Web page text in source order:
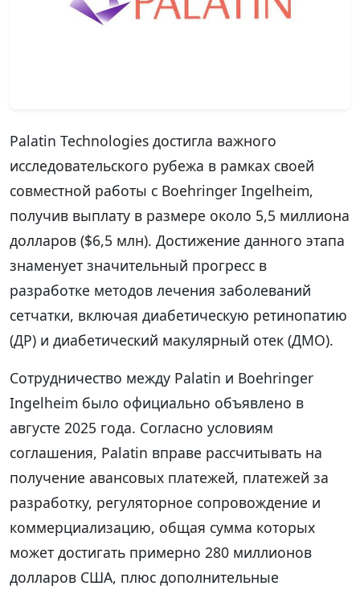
Palatin Technologies достигла важного
исследовательского рубежа в рамках своей
совместной работы с Boehringer Ingelheim,
получив выплату в размере около 5,5 миллиона
долларов ($6,5 млн). Достижение данного этапа
знаменует значительный прогресс в
разработке методов лечения заболеваний
сетчатки, включая диабетическую ретинопатию
(ДР) и диабетический макулярный отек (ДМО).
Сотрудничество между Palatin и Boehringer
Ingelheim было официально объявлено в
августе 2025 года. Согласно условиям
соглашения, Palatin вправе рассчитывать на
получение авансовых платежей, платежей за
разработку, регуляторное сопровождение и
коммерциализацию, общая сумма которых
может достигать примерно 280 миллионов
долларов США, плюс дополнительные